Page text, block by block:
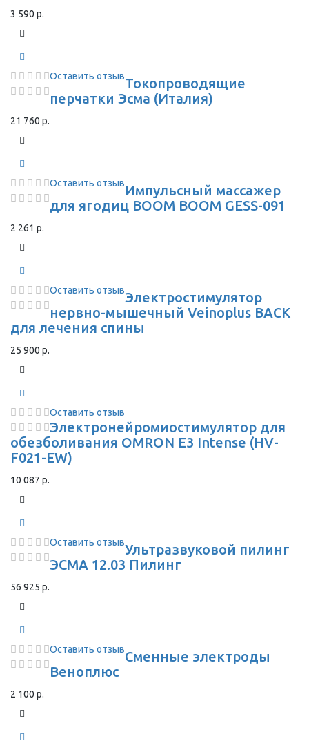
3 590 р.
Оставить отзывТокопроводящие
перчатки Эсма (Италия)
21 760 р.
Оставить отзывИмпульсный массажер
для ягодиц BOOM BOOM GESS-091
2 261 р.
Оставить отзывЭлектростимулятор
нервно-мышечный Veinoplus BACK
для лечения спины
25 900 р.
Оставить отзыв
Электронейромиостимулятор для
обезболивания OMRON Е3 Intense (HV-
F021-EW)
10 087 р.
Оставить отзывУльтразвуковой пилинг
ЭСМА 12.03 Пилинг
56 925 р.
Оставить отзывСменные электроды
Веноплюс
2 100 р.